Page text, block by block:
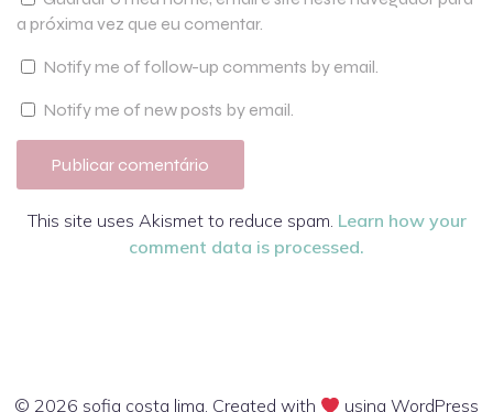
a próxima vez que eu comentar.
Notify me of follow-up comments by email.
Notify me of new posts by email.
This site uses Akismet to reduce spam. Learn how your
comment data is processed.
© 2026 sofia costa lima. Created with using WordPress